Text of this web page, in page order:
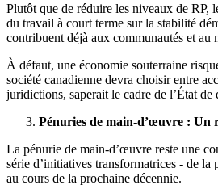
Plutôt que de réduire les niveaux de RP,
du travail à court terme sur la stabilité
contribuent déjà aux communautés et au
À défaut, une économie souterraine
société canadienne devra choisir entre
juridictions, saperait le cadre de l’État
Pénuries de main-d’œuvre : Un
La pénurie de main-d’œuvre reste une
série d’initiatives transformatrices - de
au cours de la prochaine décennie.